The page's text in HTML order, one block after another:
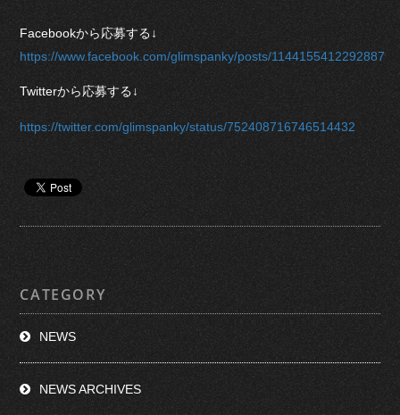
Facebookから応募する↓
https://www.facebook.com/glimspanky/posts/1144155412292887
Twitterから応募する↓
https://twitter.com/glimspanky/status/752408716746514432
CATEGORY
NEWS
NEWS ARCHIVES